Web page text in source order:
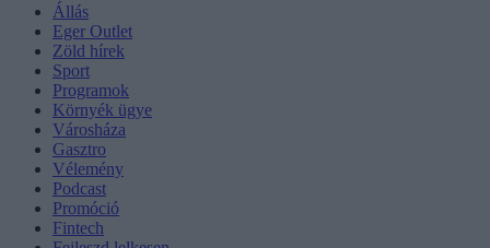
Állás
Eger Outlet
Zöld hírek
Sport
Programok
Környék ügye
Városháza
Gasztro
Vélemény
Podcast
Promóció
Fintech